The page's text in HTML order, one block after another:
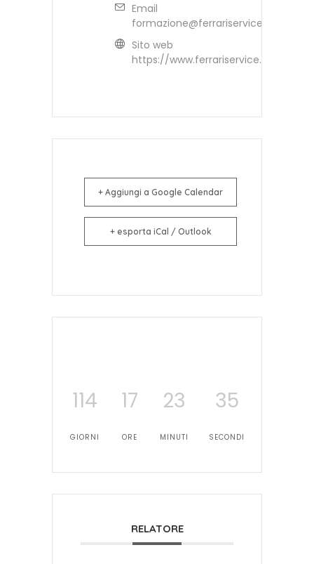
Email
formazione@ferrariservice.it
Sito web
https://www.ferrariservice.it
+ Aggiungi a Google Calendar
+ esporta iCal / Outlook
114
GIORNI
17
ORE
23
MINUTI
34
SECONDI
RELATORE